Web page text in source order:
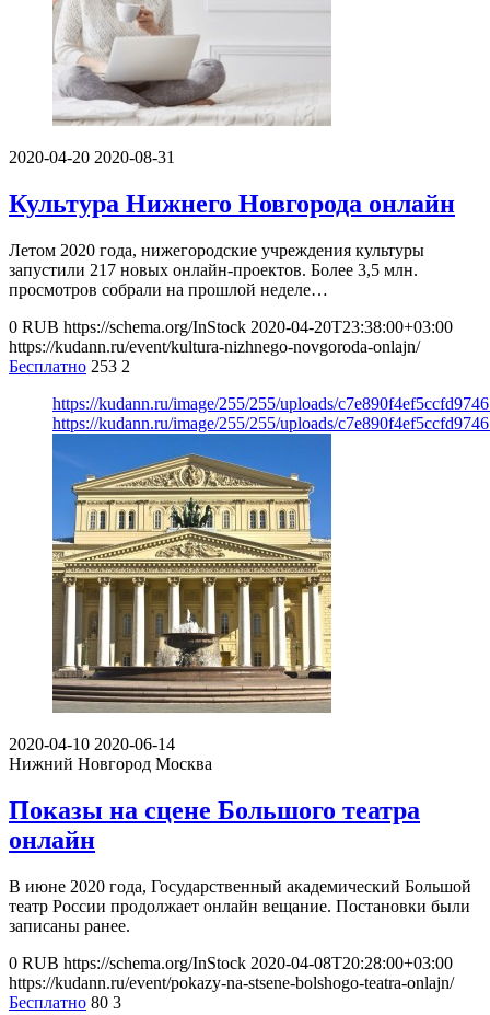
2020-04-20 2020-08-31
Культура Нижнего Новгорода онлайн
Летом 2020 года, нижегородские учреждения культуры
запустили 217 новых онлайн-проектов. Более 3,5 млн.
просмотров собрали на прошлой неделе…
0 RUB https://schema.org/InStock 2020-04-20T23:38:00+03:00
https://kudann.ru/event/kultura-nizhnego-novgoroda-onlajn/
Бесплатно 253 2
https://kudann.ru/image/255/255/uploads/
https://kudann.ru/image/255/255/uploads/
2020-04-10 2020-06-14
Нижний Новгород Москва
Показы на сцене Большого театра
онлайн
В июне 2020 года, Государственный академический Большой
театр России продолжает онлайн вещание. Постановки были
записаны ранее.
0 RUB https://schema.org/InStock 2020-04-08T20:28:00+03:00
https://kudann.ru/event/pokazy-na-stsene-bolshogo-teatra-onlajn/
Бесплатно 80 3